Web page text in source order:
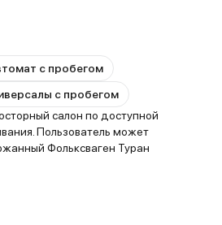
с пробегом
с пробегом
салон по доступной
Пользователь может
Фольксваген Туран